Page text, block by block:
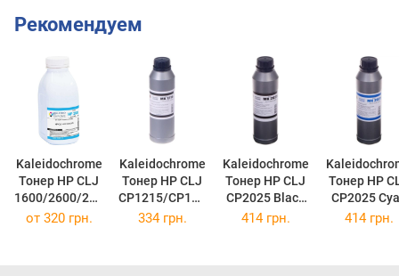
Рекомендуем
Kaleidochrome
Тонер HP CLJ
1600/2600/260
5 , 80г Cyan
Kaleidochrome
Тонер HP CLJ
CP1215/CP151
5/CM1312
Kaleidochrome
Тонер HP CLJ
CP2025 Black
(TB99B-2)
Тонер HP
CP2025
(TB99C-2)
от 320 грн. 334 грн. 414 грн. 414 грн.